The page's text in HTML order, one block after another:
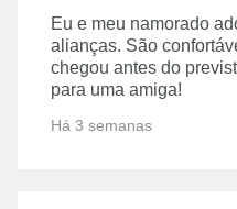
Eu e meu namorado
alianças. São
chegou antes do
para uma amiga!
Há 3 semanas